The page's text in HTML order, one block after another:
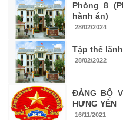
Phòng 8
hành án)
28/02/2024
Tập thể
28/02/2022
ĐẢNG BỘ
HƯNG YÊN
16/11/2021